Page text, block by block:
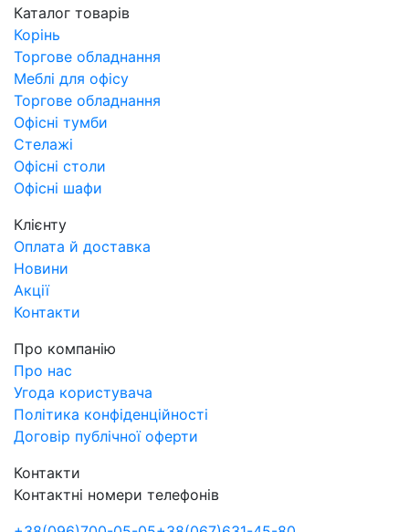
АртМодуль Груп
Призначення
магазини: взуття, одягу, побутових товарів,
електроніки.
Артикул
МСМ-9
Каталог товарів
Корінь
Торгове обладнання
Меблі для офісу
Торгове обладнання
Офісні тумби
Стелажі
Офісні столи
Офісні шафи
Клієнту
Оплата й доставка
Новини
Акції
Контакти
Про компанію
Про нас
Угода користувача
Політика конфіденційності
Договір публічної оферти
Контакти
Контактні номери телефонів